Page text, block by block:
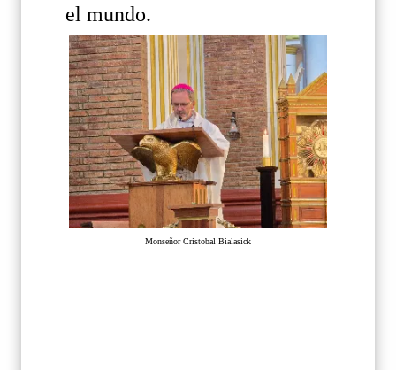
el mundo.
Monseñor Cristobal Bialasick